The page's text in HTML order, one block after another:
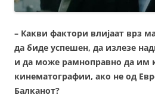
– Какви фактори влијаат врз
да биде успешен, да излезе
и да може рамноправно да им
кинематографии, ако не од
Балканот?